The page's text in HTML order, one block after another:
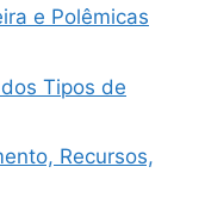
e Polêmicas
Tipos de
Recursos,